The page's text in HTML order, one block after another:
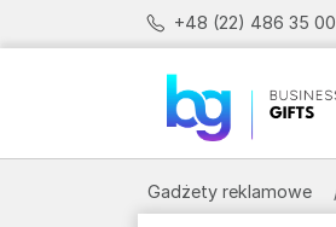
+48 (22) 486 35 00
Gadżety reklamowe